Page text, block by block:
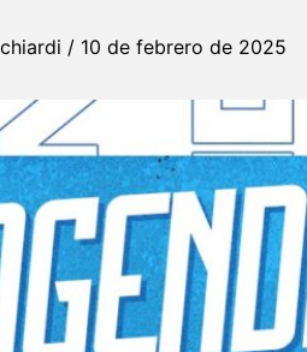
/ 10 de febrero de 2025